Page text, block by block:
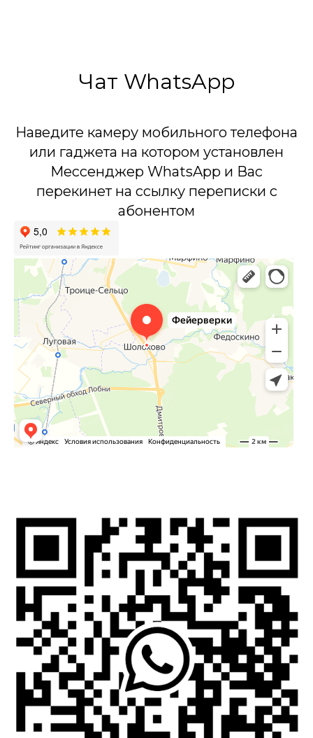
Чат WhatsApp
Наведите камеру мобильного телефона
или гаджета на котором установлен
Мессенджер WhatsApp и Вас
перекинет на ссылку переписки с
абонентом